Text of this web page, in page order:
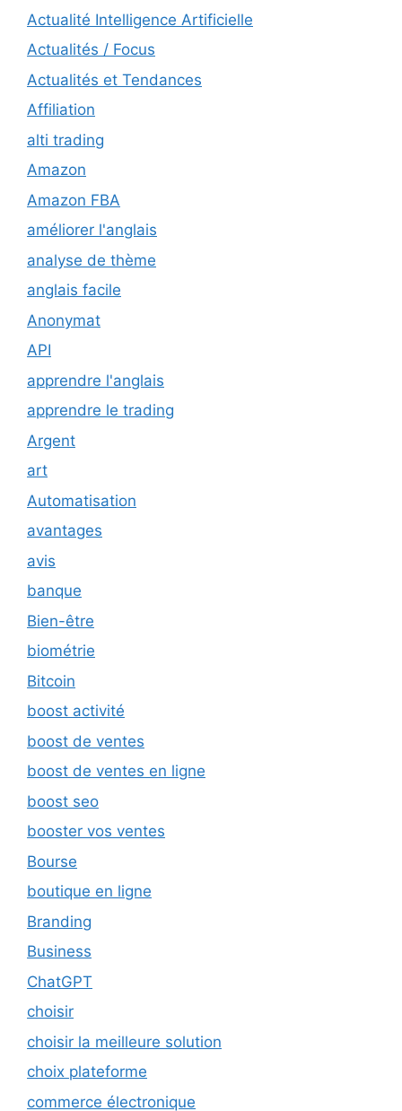
Actualité Intelligence Artificielle
Actualités / Focus
Actualités et Tendances
Affiliation
alti trading
Amazon
Amazon FBA
améliorer l'anglais
analyse de thème
anglais facile
Anonymat
API
apprendre l'anglais
apprendre le trading
Argent
art
Automatisation
avantages
avis
banque
Bien-être
biométrie
Bitcoin
boost activité
boost de ventes
boost de ventes en ligne
boost seo
booster vos ventes
Bourse
boutique en ligne
Branding
Business
ChatGPT
choisir
choisir la meilleure solution
choix plateforme
commerce électronique